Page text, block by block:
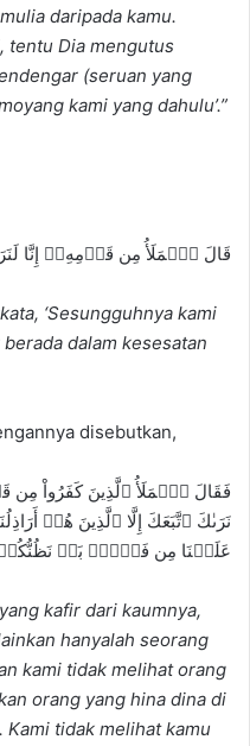
daripada kamu.
tentu Dia mengutus
(seruan yang
kami yang dahulu’.”
قَالَ ٱلۡمَلَأُ مِن قَوۡمِهِۦٓ إِنَّا
‘Sesungguhnya kami
dalam kesesatan
disebutkan,
فَقَالَ ٱلۡمَلَأُ ٱلَّذِينَ كَفَرُواْ مِن
نَرَىٰكَ ٱتَّبَعَكَ إِلَّا ٱلَّذِينَ هُمۡ
عَلَيۡنَا مِن فَضۡلِۭ بَلۡ نَظُنُّكُمۡ
kafir dari kaumnya,
hanyalah seorang
kami tidak melihat orang
orang yang hina dina di
Kami tidak melihat kamu